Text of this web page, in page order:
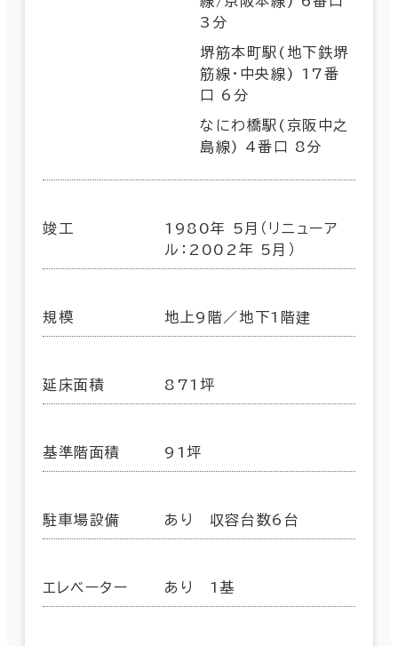
3分
堺筋本町駅(地下鉄堺
筋線･中央線) 17番
口 6分
なにわ橋駅(京阪中之
島線) 4番口 8分
竣工
1980年 5月（リニューア
ル：2002年 5月）
規模 地上9階／地下1階建
延床面積 871坪
基準階面積 91坪
駐車場設備 あり 収容台数6台
エレベーター あり 1基